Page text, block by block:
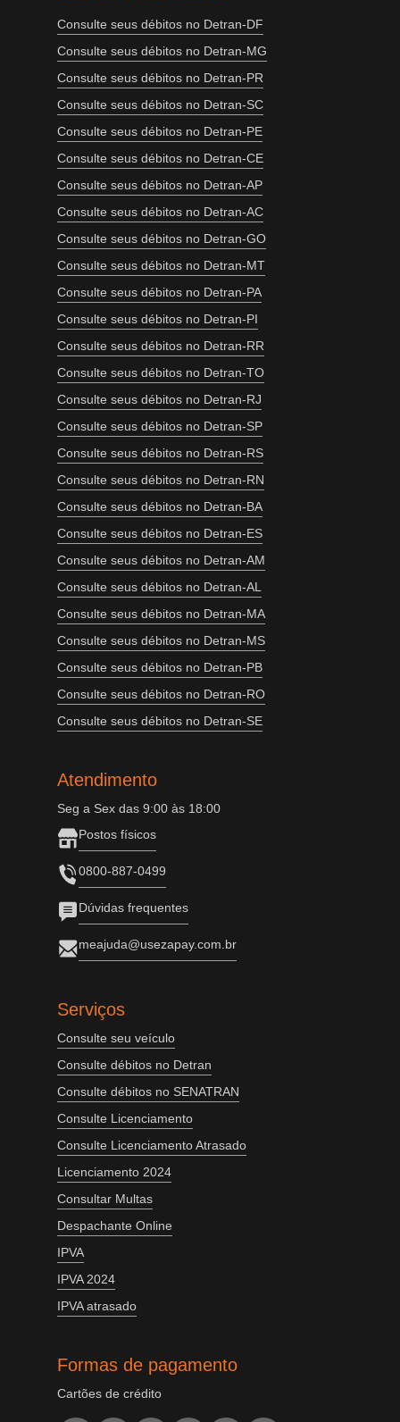
Consulte seus débitos no Detran-DF
Consulte seus débitos no Detran-MG
Consulte seus débitos no Detran-PR
Consulte seus débitos no Detran-SC
Consulte seus débitos no Detran-PE
Consulte seus débitos no Detran-CE
Consulte seus débitos no Detran-AP
Consulte seus débitos no Detran-AC
Consulte seus débitos no Detran-GO
Consulte seus débitos no Detran-MT
Consulte seus débitos no Detran-PA
Consulte seus débitos no Detran-PI
Consulte seus débitos no Detran-RR
Consulte seus débitos no Detran-TO
Consulte seus débitos no Detran-RJ
Consulte seus débitos no Detran-SP
Consulte seus débitos no Detran-RS
Consulte seus débitos no Detran-RN
Consulte seus débitos no Detran-BA
Consulte seus débitos no Detran-ES
Consulte seus débitos no Detran-AM
Consulte seus débitos no Detran-AL
Consulte seus débitos no Detran-MA
Consulte seus débitos no Detran-MS
Consulte seus débitos no Detran-PB
Consulte seus débitos no Detran-RO
Consulte seus débitos no Detran-SE
Atendimento
Seg a Sex das 9:00 às 18:00
Postos físicos
0800-887-0499
Dúvidas frequentes
meajuda@usezapay.com.br
Serviços
Consulte seu veículo
Consulte débitos no Detran
Consulte débitos no SENATRAN
Consulte Licenciamento
Consulte Licenciamento Atrasado
Licenciamento 2024
Consultar Multas
Despachante Online
IPVA
IPVA 2024
IPVA atrasado
Formas de pagamento
Cartões de crédito